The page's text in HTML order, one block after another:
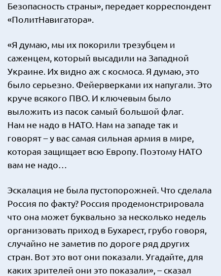
Безопасность страны», передает корреспондент
«ПолитНавигатора».
«Я думаю, мы их покорили трезубцем и
саженцем, который высадили на Западной
Украине. Их видно аж с космоса. Я думаю, это
было серьезно. Фейерверками их напугали. Это
круче всякого ПВО. И ключевым было
выложить из пасок самый большой флаг.
Нам не надо в НАТО. Нам на западе так и
говорят – у вас самая сильная армия в мире,
которая защищает всю Европу. Поэтому НАТО
вам не надо…
Эскалация не была пустопорожней. Что сделала
Россия по факту? Россия продемонстрировала
что она может буквально за несколько недель
организовать приход в Бухарест, грубо говоря,
случайно не заметив по дороге ряд других
стран. Вот это вот они показали. Угадайте, для
каких зрителей они это показали», – сказал